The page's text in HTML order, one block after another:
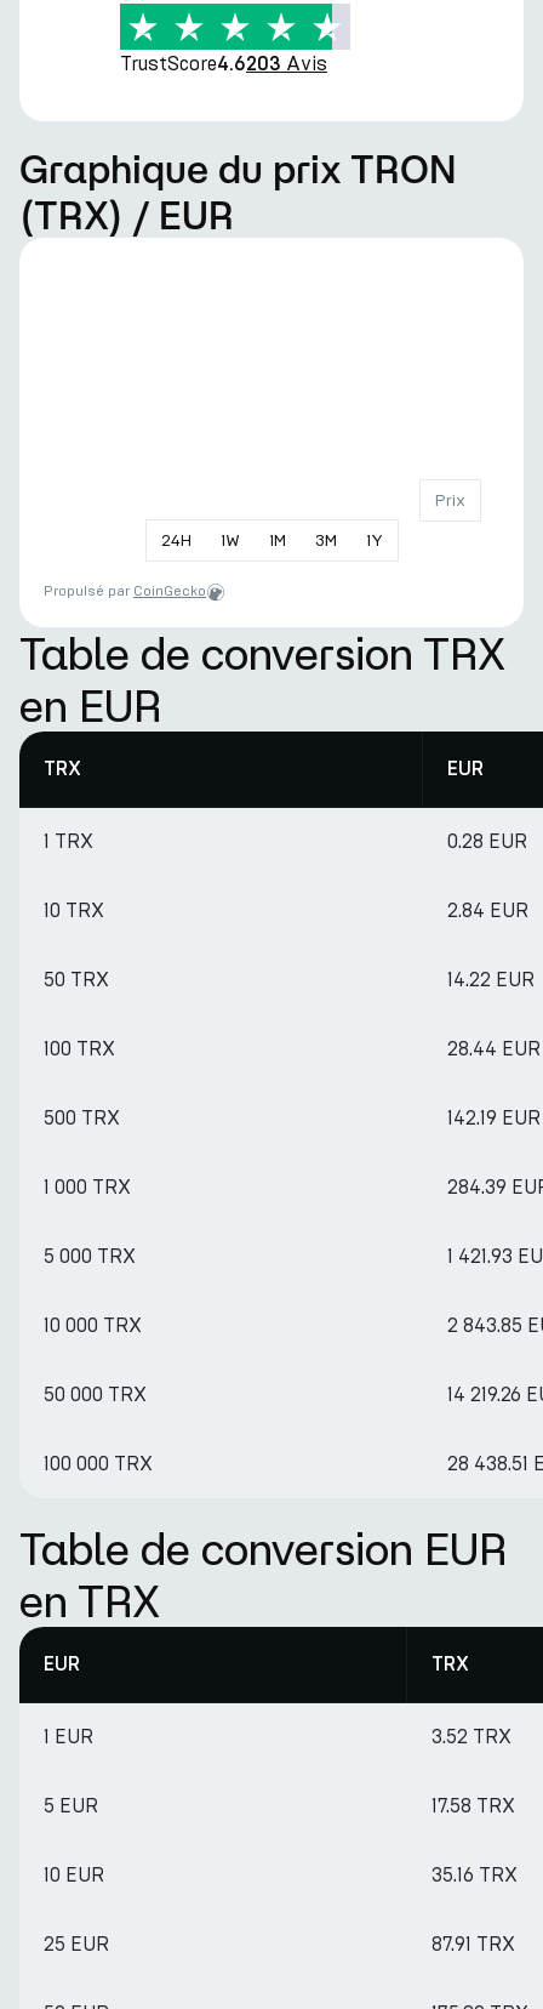
TrustScore4.6203 Avis
Graphique du prix TRON
(TRX) / EUR
24H 1W 1M 3M 1Y
Prix
Propulsé par CoinGecko
Table de conversion TRX
en EUR
TRX EUR
1 TRX 0.28 EUR
10 TRX 2.84 EUR
50 TRX 14.22 EUR
100 TRX 28.44 EUR
500 TRX 142.19 EUR
1 000 TRX 284.39
5 000 TRX 1 421.93
10 000 TRX 2 843.85
50 000 TRX 14 219.26
100 000 TRX 28 438.51
Table de conversion EUR
en TRX
EUR TRX
1 EUR 3.52 TRX
5 EUR 17.58 TRX
10 EUR 35.16 TRX
25 EUR 87.91 TRX